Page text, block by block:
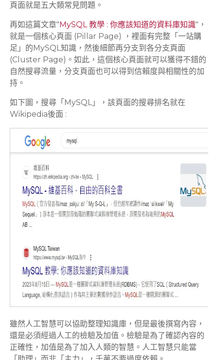
頁面就是五大類常見問題。
再如這篇文章"MySQL 教學 : 你應該知道的資料庫知識"，
就是一個核心頁面 (Pillar Page) ，裡面有完整「一站購
足」的MySQL知識，然後細節再分支到各分支頁面
(Cluster Page)。如此，這個核心頁面就可以獲得不錯的
自然搜尋流量，分支頁面也可以得到信賴度與相關性的加
持。
如下圖，搜尋「MySQL」，該頁面的搜尋排名就在
Wikipedia後面 :
雖然人工智慧可以協助整理知識庫，但是最後撰寫內容，
還是必須經過人工的檢驗及加值。檢驗是為了確認內容的
正確性，加值是為了加入人類的智慧。人工智慧只能當